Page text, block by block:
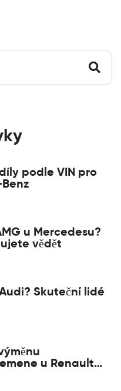
podle VIN pro
u Mercedesu?
vědět
Skuteční lidé
u Renault